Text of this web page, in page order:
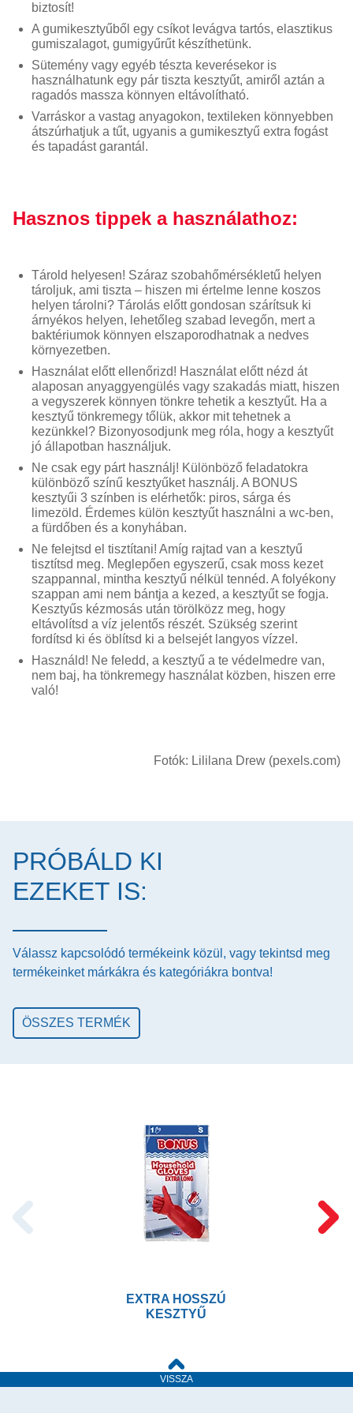
biztosít!
A gumikesztyűből egy csíkot levágva tartós, elasztikus
gumiszalagot, gumigyűrűt készíthetünk.
Sütemény vagy egyéb tészta keverésekor is
használhatunk egy pár tiszta kesztyűt, amiről aztán a
ragadós massza könnyen eltávolítható.
Varráskor a vastag anyagokon, textileken könnyebben
átszúrhatjuk a tűt, ugyanis a gumikesztyű extra fogást
és tapadást garantál.
Hasznos tippek a használathoz:
Tárold helyesen! Száraz szobahőmérsékletű helyen
tároljuk, ami tiszta – hiszen mi értelme lenne koszos
helyen tárolni? Tárolás előtt gondosan szárítsuk ki
árnyékos helyen, lehetőleg szabad levegőn, mert a
baktériumok könnyen elszaporodhatnak a nedves
környezetben.
Használat előtt ellenőrizd! Használat előtt nézd át
alaposan anyaggyengülés vagy szakadás miatt, hiszen
a vegyszerek könnyen tönkre tehetik a kesztyűt. Ha a
kesztyű tönkremegy tőlük, akkor mit tehetnek a
kezünkkel? Bizonyosodjunk meg róla, hogy a kesztyűt
jó állapotban használjuk.
Ne csak egy párt használj! Különböző feladatokra
különböző színű kesztyűket használj. A BONUS
kesztyűi 3 színben is elérhetők: piros, sárga és
limezöld. Érdemes külön kesztyűt használni a wc-ben,
a fürdőben és a konyhában.
Ne felejtsd el tisztítani! Amíg rajtad van a kesztyű
tisztítsd meg. Meglepően egyszerű, csak moss kezet
szappannal, mintha kesztyű nélkül tennéd. A folyékony
szappan ami nem bántja a kezed, a kesztyűt se fogja.
Kesztyűs kézmosás után törölközz meg, hogy
eltávolítsd a víz jelentős részét. Szükség szerint
fordítsd ki és öblítsd ki a belsejét langyos vízzel.
Használd! Ne feledd, a kesztyű a te védelmedre van,
nem baj, ha tönkremegy használat közben, hiszen erre
való!
Fotók: Lililana Drew (pexels.com)
PRÓBÁLD KI
EZEKET IS:
Válassz kapcsolódó termékeink közül, vagy tekintsd meg
termékeinket márkákra és kategóriákra bontva!
ÖSSZES TERMÉK
EXTRA HOSSZÚ
KESZTYŰ
VISSZA